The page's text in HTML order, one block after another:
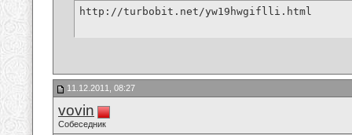
http://turbobit.net/yw19hwgiflli.html
11.12.2011, 08:27
vovin
Собеседник